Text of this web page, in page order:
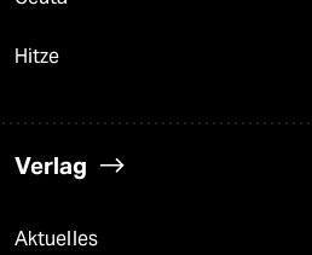
Hitze
Verlag
Aktuelles